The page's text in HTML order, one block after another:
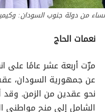
نساء من دولة جنوب السودان:
نعمات الحاج
مرّت أربعة عشر عامًا على
عن جمهورية السودان،
نحو عقدين من الزمن. وقد
الشامل إلى منح مواطني